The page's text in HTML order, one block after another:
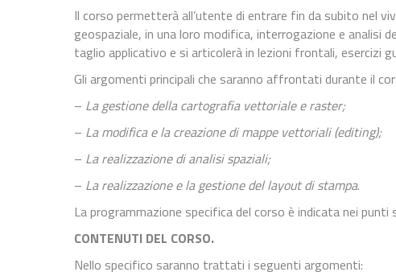
Il corso permetterà all’utente di entrare fin da subito nel
geospaziale, in una loro modifica, interrogazione e analisi
taglio applicativo e si articolerà in lezioni frontali, esercizi
Gli argomenti principali che saranno affrontati durante il
– La gestione della cartografia vettoriale e raster;
– La modifica e la creazione di mappe vettoriali (editing);
– La realizzazione di analisi spaziali;
– La realizzazione e la gestione del layout di stampa.
La programmazione specifica del corso è indicata nei punti
CONTENUTI DEL CORSO.
Nello specifico saranno trattati i seguenti argomenti: